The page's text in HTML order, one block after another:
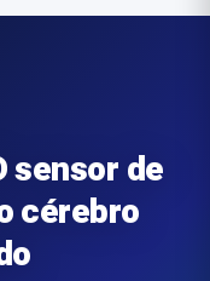
sensor de
cérebro